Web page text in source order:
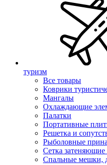
туризм
Все товары
Коврики
Мангалы
Охлаждающие
Палатки
Портативные
Решетка и
Рыболовные
Сетка
Спальные мешки,